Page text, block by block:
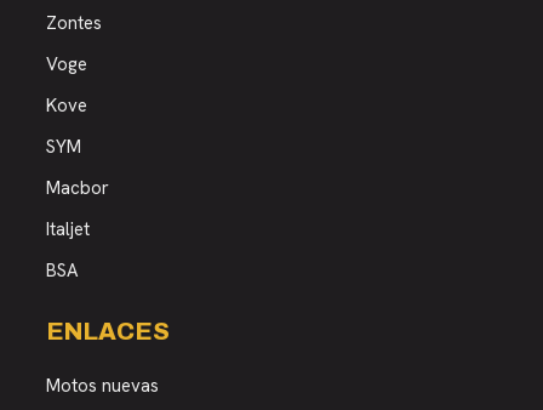
Zontes
Voge
Kove
SYM
Macbor
Italjet
BSA
ENLACES
Motos nuevas